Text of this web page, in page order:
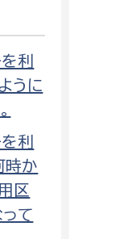
利
うに
利
時か
区
て